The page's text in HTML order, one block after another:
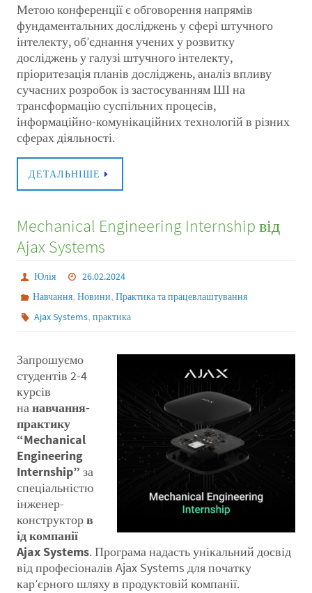
Метою конференції є обговорення напрямів
фундаментальних досліджень у сфері штучного
інтелекту, об’єднання учених у розвитку
досліджень у галузі штучного інтелекту,
пріоритезація планів досліджень, аналіз впливу
сучасних розробок із застосуванням ШІ на
трансформацію суспільних процесів,
інформаційно-комунікаційних технологій в різних
сферах діяльності.
ДЕТАЛЬНІШЕ
Mechanical Engineering Internship від
Ajax Systems
Юлія
26.02.2024
Навчання,Новини,Практика та працевлаштування
Ajax Systems,практика
Запрошуємо
студентів 2-4
курсів
нанавчання-
практику
“Mechanical
Engineering
Internship” за
спеціальністю
інженер-
конструкторв
ід компанії
Ajax Systems. Програма надасть унікальний досвід
від професіоналів Ajax Systems для початку
кар’єрного шляху в продуктовій компанії.